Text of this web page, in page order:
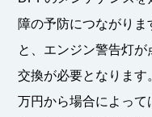
障の予防につながり
と、エンジン警告灯
交換が必要となりま
万円から場合によって